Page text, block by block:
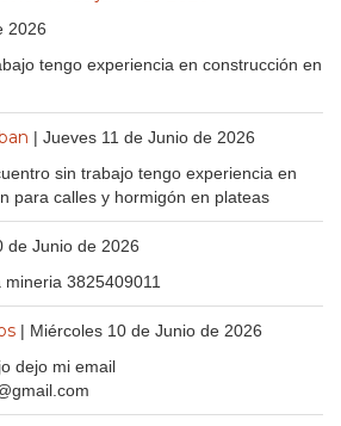
2026
tengo experiencia en construcción en
| Jueves 11 de Junio de 2026
sin trabajo tengo experiencia en
para calles y hormigón en plateas
de Junio de 2026
3825409011
| Miércoles 10 de Junio de 2026
dejo mi email